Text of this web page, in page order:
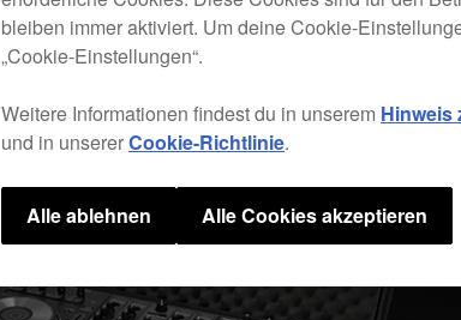
bleiben immer aktiviert. Um deine Cookie-
„Cookie-Einstellungen“.
Weitere Informationen findest du in unserem Hinweis
und in unsererCookie-Richtlinie.
Alle ablehnen Alle Cookies akzeptieren